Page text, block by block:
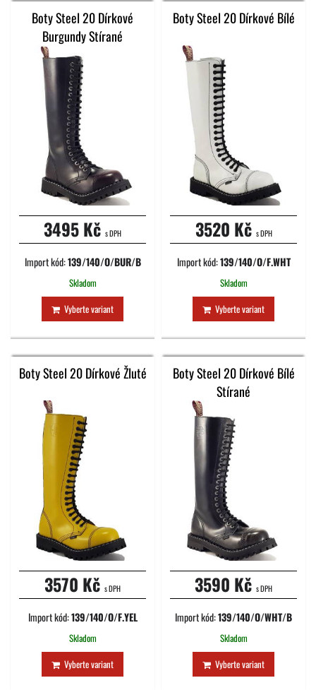
Boty Steel 20 Dírkové
Burgundy Stírané
3495 Kč s DPH
Import kód:139/140/O/BUR/B
Skladom
Vyberte variant
Boty Steel 20 Dírkové Bílé
3520 Kč s DPH
Import kód:139/140/O/F.WHT
Skladom
Vyberte variant
Boty Steel 20 Dírkové Žluté
3570 Kč s DPH
Import kód:139/140/O/F.YEL
Skladom
Vyberte variant
Boty Steel 20 Dírkové Bílé
Stírané
3590 Kč s DPH
Import kód:139/140/O/WHT/B
Skladom
Vyberte variant